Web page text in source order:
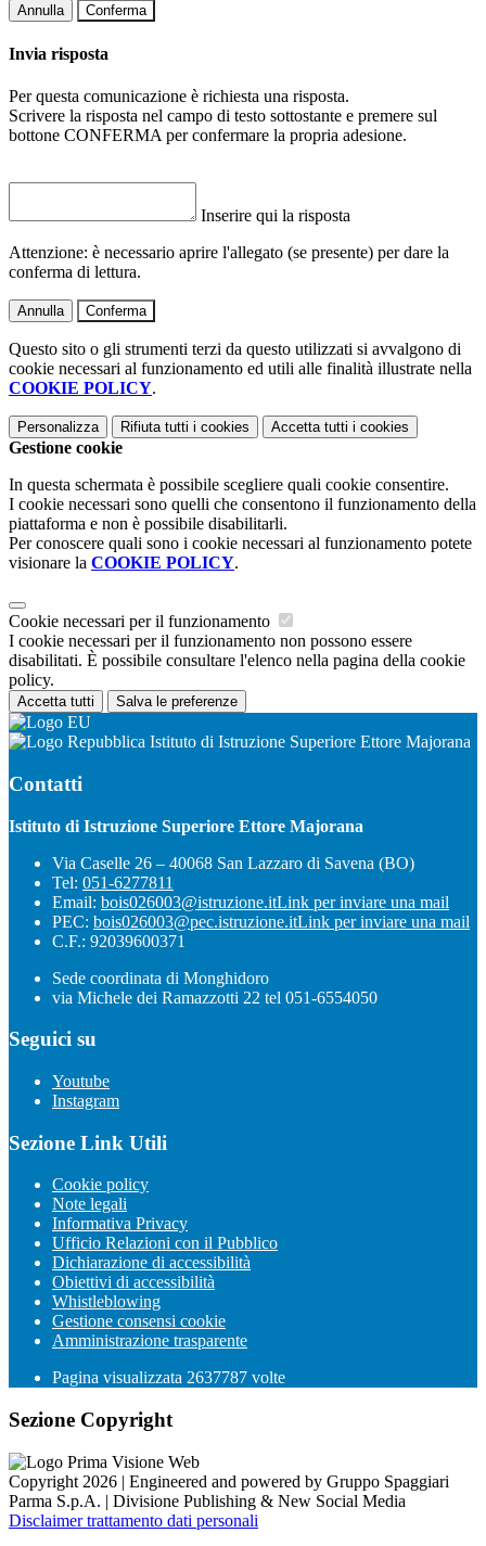
Annulla Conferma
Invia risposta
Per questa comunicazione è richiesta una risposta.
Scrivere la risposta nel campo di testo sottostante e premere sul
bottone CONFERMA per confermare la propria adesione.
Inserire qui la risposta
Attenzione: è necessario aprire l'allegato (se presente) per dare la
conferma di lettura.
Annulla Conferma
Questo sito o gli strumenti terzi da questo utilizzati si avvalgono di
cookie necessari al funzionamento ed utili alle finalità illustrate nella
COOKIE POLICY.
Personalizza Rifiuta tutti i cookies Accetta tutti i cookies
Gestione cookie
In questa schermata è possibile scegliere quali cookie consentire.
I cookie necessari sono quelli che consentono il funzionamento della
piattaforma e non è possibile disabilitarli.
Per conoscere quali sono i cookie necessari al funzionamento potete
visionare la COOKIE POLICY.
Cookie necessari per il funzionamento
I cookie necessari per il funzionamento non possono essere
disabilitati. È possibile consultare l'elenco nella pagina della cookie
policy.
Accetta tutti Salva le preferenze
Istituto di Istruzione Superiore Ettore Majorana
Contatti
Istituto di Istruzione Superiore Ettore Majorana
Via Caselle 26 – 40068 San Lazzaro di Savena (BO)
Tel: 051-6277811
Email: bois026003@istruzione.itLink per inviare una mail
PEC: bois026003@pec.istruzione.itLink per inviare una mail
C.F.: 92039600371
Sede coordinata di Monghidoro
via Michele dei Ramazzotti 22 tel 051-6554050
Seguici su
Youtube
Instagram
Sezione Link Utili
Cookie policy
Note legali
Informativa Privacy
Ufficio Relazioni con il Pubblico
Dichiarazione di accessibilità
Obiettivi di accessibilità
Whistleblowing
Gestione consensi cookie
Amministrazione trasparente
Pagina visualizzata 2637787 volte
Sezione Copyright
Copyright 2026 | Engineered and powered by Gruppo Spaggiari
Parma S.p.A. | Divisione Publishing & New Social Media
Disclaimer trattamento dati personali